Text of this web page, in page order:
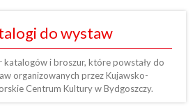
do wystaw
katalogów i broszur, które powstały do
organizowanych przez Kujawsko-
Centrum Kultury w Bydgoszczy.